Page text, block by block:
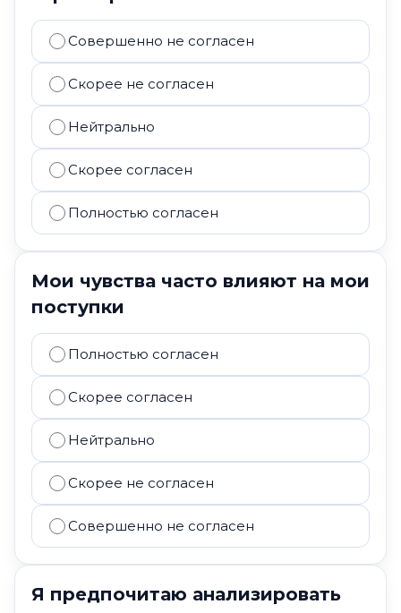
Совершенно не согласен
Скорее не согласен
Нейтрально
Скорее согласен
Полностью согласен
Мои чувства часто влияют на мои
поступки
Полностью согласен
Скорее согласен
Нейтрально
Скорее не согласен
Совершенно не согласен
Я предпочитаю анализировать